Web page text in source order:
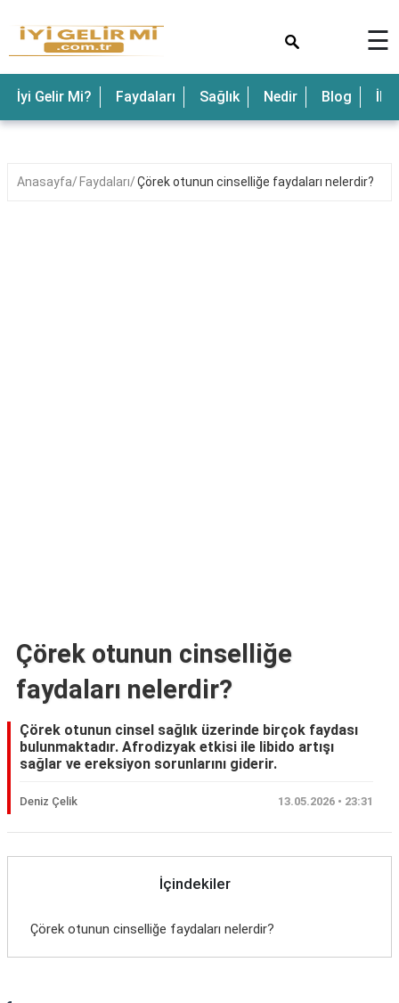
☰
İyi Gelir Mi? Faydaları Sağlık Nedir Blog
Anasayfa Faydaları Çörek otunun cinselliğe faydaları nelerdir?
Çörek otunun cinselliğe
faydaları nelerdir?
Çörek otunun cinsel sağlık üzerinde birçok faydası
bulunmaktadır. Afrodizyak etkisi ile libido artışı
sağlar ve ereksiyon sorunlarını giderir.
Deniz Çelik 13.05.2026 • 23:31
İçindekiler
Çörek otunun cinselliğe faydaları nelerdir?